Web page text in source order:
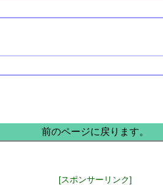
前のページに戻ります。
[スポンサーリンク]